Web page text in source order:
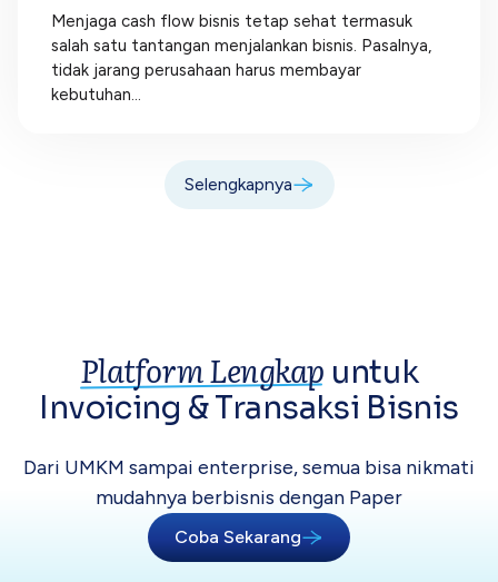
Menjaga cash flow bisnis tetap sehat termasuk
salah satu tantangan menjalankan bisnis. Pasalnya,
tidak jarang perusahaan harus membayar
kebutuhan...
Selengkapnya
Platform Lengkap untuk
Invoicing &Transaksi Bisnis
Dari UMKM sampai enterprise, semua bisa nikmati
mudahnya berbisnis dengan Paper
Coba Sekarang